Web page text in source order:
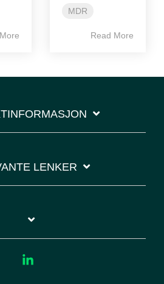
MDR
Read More
LENKER